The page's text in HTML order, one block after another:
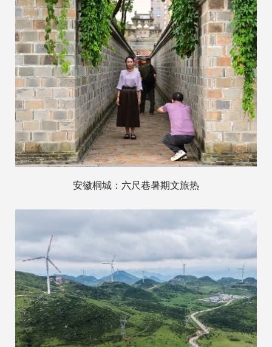
安徽桐城：六尺巷暑期文旅热